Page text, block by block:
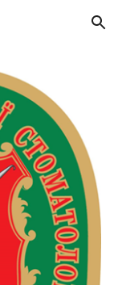
Skip to navigation